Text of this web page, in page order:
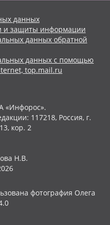
данных
и защиты информации
данных обратной
данных с помощью
top.mail.ru
«Инфорос».
117218, Россия, г.
кор. 2
Н.В.
фотография Олега